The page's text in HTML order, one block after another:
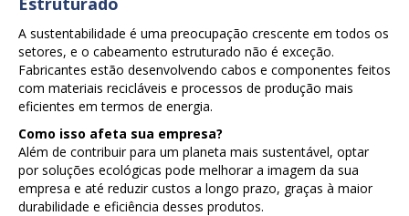
A sustentabilidade é uma preocupação crescente em todos os
setores, e o cabeamento estruturado não é exceção.
Fabricantes estão desenvolvendo cabos e componentes feitos
com materiais recicláveis e processos de produção mais
eficientes em termos de energia.
Como isso afeta sua empresa?
Além de contribuir para um planeta mais sustentável, optar
por soluções ecológicas pode melhorar a imagem da sua
empresa e até reduzir custos a longo prazo, graças à maior
durabilidade e eficiência desses produtos.